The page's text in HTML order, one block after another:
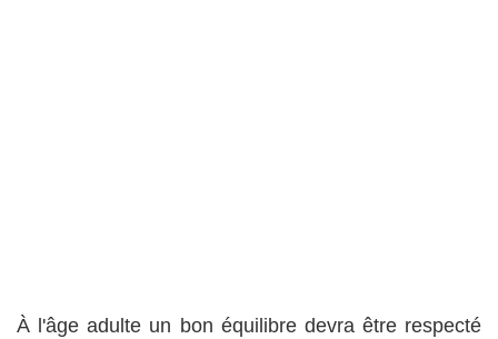
À l'âge adulte un bon équilibre devra être respecté